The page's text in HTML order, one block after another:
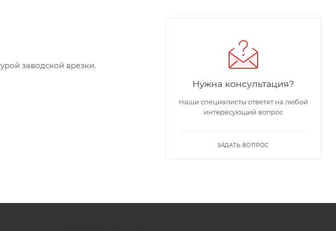
заводской врезки.
Нужна консультация?
Наши специалисты ответят на любой
интересующий вопрос
ЗАДАТЬ ВОПРОС